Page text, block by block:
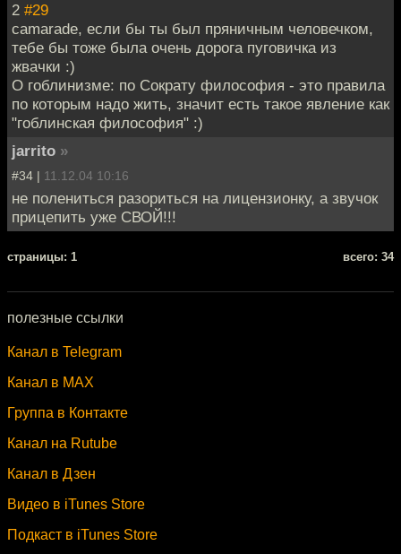
2 #29
camarade, если бы ты был пряничным человечком,
тебе бы тоже была очень дорога пуговичка из
жвачки :)
О гоблинизме: по Сократу философия - это правила
по которым надо жить, значит есть такое явление как
"гоблинская философия" :)
jarrito »
#34 | 11.12.04 10:16
не полениться разориться на лицензионку, а звучок
прицепить уже СВОЙ!!!
cтраницы: 1 всего: 34
полезные ссылки
Канал в Telegram
Канал в MAX
Группа в Контакте
Канал на Rutube
Канал в Дзен
Видео в iTunes Store
Подкаст в iTunes Store